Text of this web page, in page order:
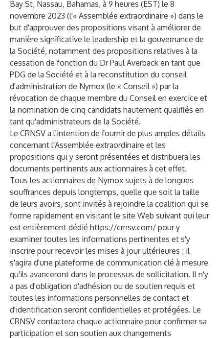
Bay St, Nassau, Bahamas, à 9 heures (EST) le 8
novembre 2023 (l'« Assemblée extraordinaire ») dans le
but d'approuver des propositions visant à améliorer de
manière significative le leadership et la gouvernance de
la Société, notamment des propositions relatives à la
cessation de fonction du Dr Paul Averback en tant que
PDG de la Société et à la reconstitution du conseil
d'administration de Nymox (le « Conseil ») par la
révocation de chaque membre du Conseil en exercice et
la nomination de cinq candidats hautement qualifiés en
tant qu'administrateurs de la Société.
Le CRNSV a l'intention de fournir de plus amples détails
concernant l'Assemblée extraordinaire et les
propositions qui y seront présentées et distribuera les
documents pertinents aux actionnaires à cet effet.
Tous les actionnaires de Nymox sujets à de longues
souffrances depuis longtemps, quelle que soit la taille
de leurs avoirs, sont invités à rejoindre la coalition qui se
forme rapidement en visitant le site Web suivant qui leur
est entièrement dédié https://crnsv.com/ pour y
examiner toutes les informations pertinentes et s'y
inscrire pour recevoir les mises à jour ultérieures ; il
s'agira d'une plateforme de communication clé à mesure
qu'ils avanceront dans le processus de sollicitation. Il n'y
a pas d'obligation d'adhésion ou de soutien requis et
toutes les informations personnelles de contact et
d'identification seront confidentielles et protégées. Le
CRNSV contactera chaque actionnaire pour confirmer sa
participation et son soutien aux changements